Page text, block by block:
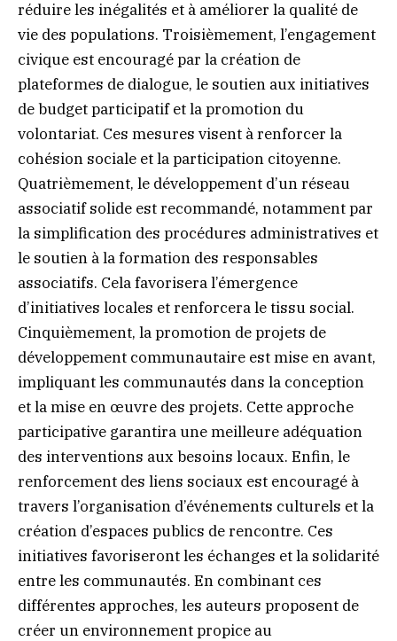
réduire les inégalités et à améliorer la qualité de
vie des populations. Troisièmement, l’engagement
civique est encouragé par la création de
plateformes de dialogue, le soutien aux initiatives
de budget participatif et la promotion du
volontariat. Ces mesures visent à renforcer la
cohésion sociale et la participation citoyenne.
Quatrièmement, le développement d’un réseau
associatif solide est recommandé, notamment par
la simplification des procédures administratives et
le soutien à la formation des responsables
associatifs. Cela favorisera l’émergence
d’initiatives locales et renforcera le tissu social.
Cinquièmement, la promotion de projets de
développement communautaire est mise en avant,
impliquant les communautés dans la conception
et la mise en œuvre des projets. Cette approche
participative garantira une meilleure adéquation
des interventions aux besoins locaux. Enfin, le
renforcement des liens sociaux est encouragé à
travers l’organisation d’événements culturels et la
création d’espaces publics de rencontre. Ces
initiatives favoriseront les échanges et la solidarité
entre les communautés. En combinant ces
différentes approches, les auteurs proposent de
créer un environnement propice au